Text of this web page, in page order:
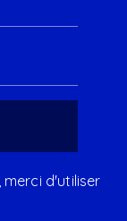
d'utiliser